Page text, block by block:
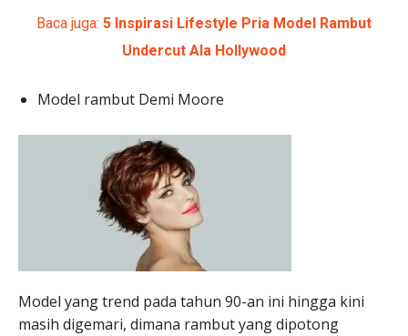
Baca juga: 5 Inspirasi Lifestyle Pria Model Rambut
Undercut Ala Hollywood
Model rambut Demi Moore
Model yang trend pada tahun 90-an ini hingga kini
masih digemari, dimana rambut yang dipotong